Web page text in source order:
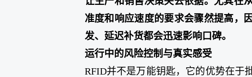
准度和响应速度的要求会骤然提高，
发、延迟补货都会迅速影响口碑。
运行中的风险控制与真实感受
RFID并不是万能钥匙，它的优势在于